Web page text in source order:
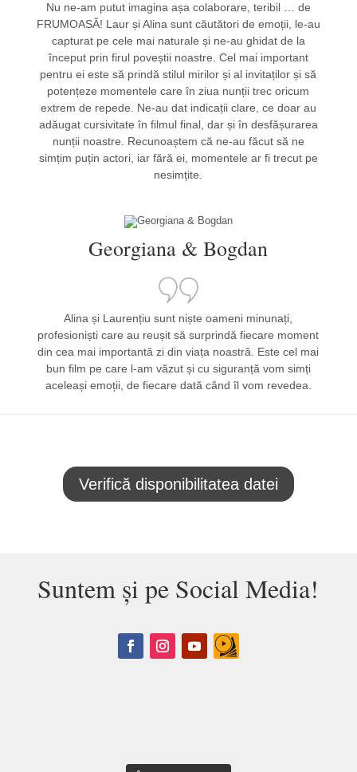
Nu ne-am putut imagina așa colaborare, teribil … de
FRUMOASĂ! Laur și Alina sunt căutători de emoții, le-au
capturat pe cele mai naturale și ne-au ghidat de la
început prin firul poveștii noastre. Cel mai important
pentru ei este să prindă stilul mirilor și al invitaților și să
potențeze momentele care în ziua nunții trec oricum
extrem de repede. Ne-au dat indicații clare, ce doar au
adăugat cursivitate în filmul final, dar și în desfășurarea
nunții noastre. Recunoaștem că ne-au făcut să ne
simțim puțin actori, iar fără ei, momentele ar fi trecut pe
nesimțite.
Georgiana & Bogdan
Alina și Laurențiu sunt niște oameni minunați,
profesioniști care au reușit să surprindă fiecare moment
din cea mai importantă zi din viața noastră. Este cel mai
bun film pe care l-am văzut și cu siguranță vom simți
aceleași emoții, de fiecare dată când îl vom revedea.
Verifică disponibilitatea datei
Suntem și pe Social Media!